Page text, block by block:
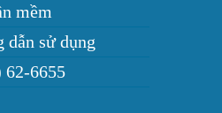
mềm
sử dụng
62-6655